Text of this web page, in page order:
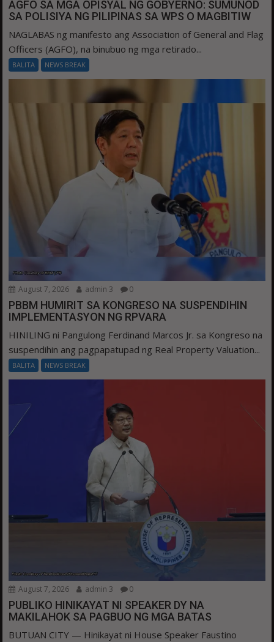
AGFO SA MGA OPISYAL NG GOBYERNO: SUMUNOD
SA POLISIYA NG PILIPINAS SA WPS O MAGBITIW
NAGLABAS ng manifesto ang Association of General and Flag
Officers (AGFO), na binubuo ng mga retirado...
BALITA NEWS BREAK
August 7, 2026 admin 3 0
PBBM HUMIRIT SA KONGRESO NA SUSPENDIHIN
IMPLEMENTASYON NG RPVARA
HINILING ni Pangulong Ferdinand Marcos Jr. sa Kongreso na
suspendihin ang pagpapatupad ng Real Property Valuation...
BALITA NEWS BREAK
August 7, 2026 admin 3 0
PUBLIKO HINIKAYAT NI SPEAKER DY NA
MAKILAHOK SA PAGBUO NG MGA BATAS
BUTUAN CITY — Hinikayat ni House Speaker Faustino